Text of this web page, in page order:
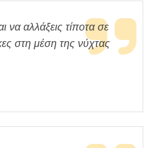
να αλλάξεις τίποτα σε
στη μέση της νύχτας